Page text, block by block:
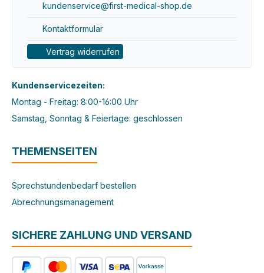
kundenservice@first-medical-shop.de
Kontaktformular
Vertrag widerrufen
Kundenservicezeiten:
Montag - Freitag: 8:00-16:00 Uhr
Samstag, Sonntag & Feiertage: geschlossen
THEMENSEITEN
Sprechstundenbedarf bestellen
Abrechnungsmanagement
SICHERE ZAHLUNG UND VERSAND